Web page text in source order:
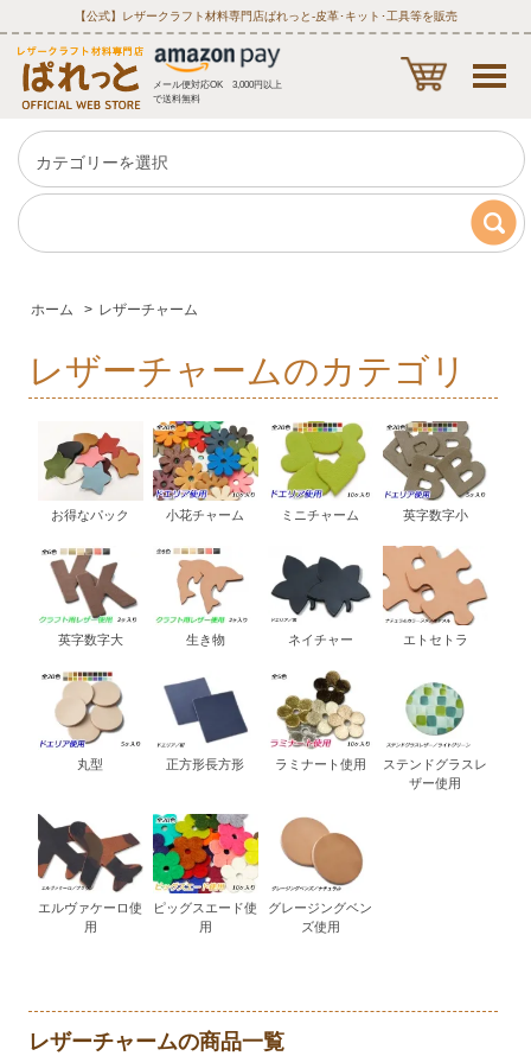
【公式】レザークラフト材料専門店ぱれっと‐皮革･キット･工具等を販売
メール便対応OK 3,000円以上
で送料無料
ホーム > レザーチャーム
レザーチャームのカテゴリ
お得なパック 小花チャーム ミニチャーム 英字数字小
英字数字大 生き物 ネイチャー エトセトラ
丸型 正方形長方形 ラミナート使用
ステンドグラスレ
ザー使用
エルヴァケーロ使
用
ピッグスエード使
用
グレージングベン
ズ使用
レザーチャームの商品一覧